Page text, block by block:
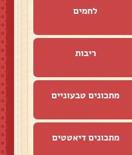
לחמים
ריבות
מתכונים טבעוניים
מתכונים דיאטטים